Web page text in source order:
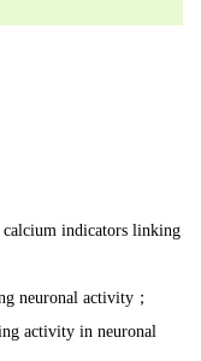
calcium indicators linking
neuronal activity；
activity in neuronal